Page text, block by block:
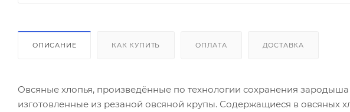
ОПИСАНИЕ КАК КУПИТЬ ОПЛАТА ДОСТАВКА
Овсяные хлопья, произведённые по технологии сохранения
изготовленные из резаной овсяной крупы. Содержащиеся в овсяных